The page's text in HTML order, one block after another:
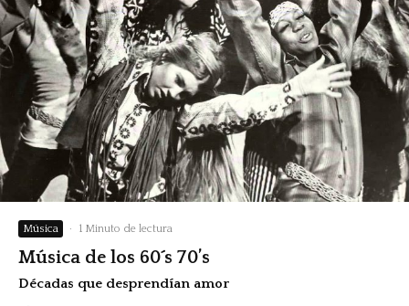
Música · 1 Minuto de lectura
Música de los 60´s 70’s
Décadas que desprendían amor